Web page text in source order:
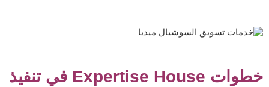
خطوات Expertise House في تنفيذ